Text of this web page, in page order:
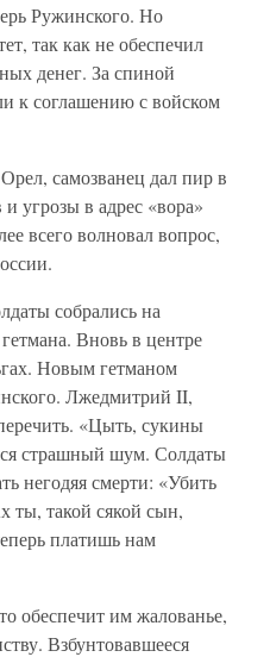
Ружинского. Но
так как не обеспечил
денег. За спиной
к соглашению с войском
самозванец дал пир в
угрозы в адрес «вора»
всего волновал вопрос,
собрались на
Вновь в центре
Новым гетманом
Лжедмитрий II,
«Цыть, сукины
страшный шум. Солдаты
негодяя смерти: «Убить
ты, такой сякой сын,
платишь нам
обеспечит им жалованье,
Взбунтовавшееся